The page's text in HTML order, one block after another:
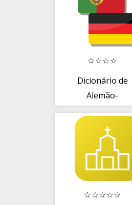
Dicionário de
Alemão-